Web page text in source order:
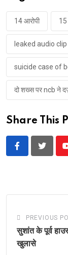
14 आरोपी 15
leaked audio clip
suicide case of
दो शख्स पर ncb ने
Share This
PREVIOUS
सुशांत के पूर्व
खुलासे